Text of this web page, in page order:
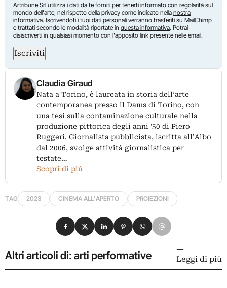
Artribune Srl utilizza i dati da te forniti per tenerti informato con regolarità sul
mondo dell'arte, nel rispetto della privacy come indicato nella nostra
informativa. Iscrivendoti i tuoi dati personali verranno trasferiti su MailChimp
e trattati secondo le modalità riportate in questa informativa. Potrai
disiscriverti in qualsiasi momento con l'apposito link presente nelle email.
Iscriviti
Claudia Giraud
Nata a Torino, è laureata in storia dell’arte
contemporanea presso il Dams di Torino, con
una tesi sulla contaminazione culturale nella
produzione pittorica degli anni '50 di Piero
Ruggeri. Giornalista pubblicista, iscritta all’Albo
dal 2006, svolge attività giornalistica per
testate…
Scopri di più
TAG 2023 CINEMA ALL'APERTO PROIEZIONI
Condividi su Facebook
Condividi su X
Condividi su LinkedIn
Condividi su Pinterest
Condividi su WhatsApp
Condividi su Email
Altri articoli di: arti performative Leggi di più